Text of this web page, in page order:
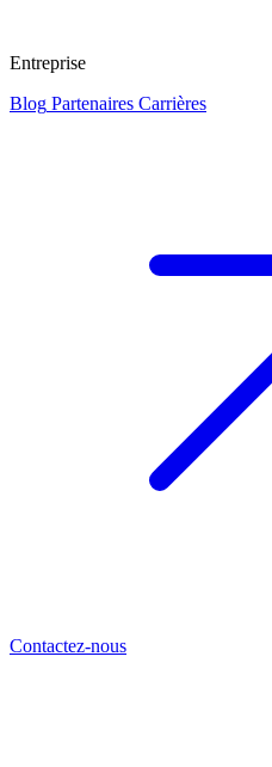
Entreprise
Blog Partenaires Carrières
Contactez-nous